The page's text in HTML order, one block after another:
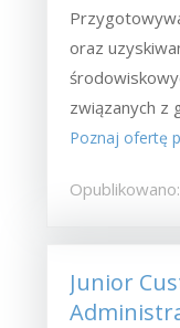
oraz
związanych z
Poznaj ofertę
Junior